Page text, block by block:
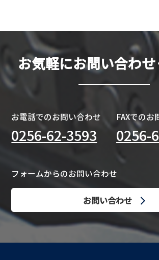
お気軽にお問い合わ
お電話でのお問い合わせ
0256-62-3593
FAXでのお
0256-
フォームからのお問い合わせ
お問い合わせ